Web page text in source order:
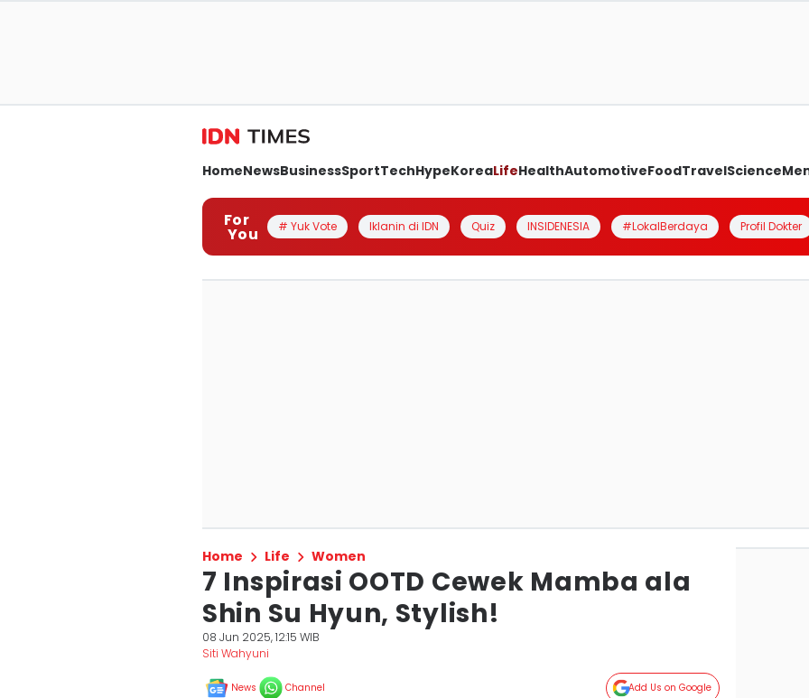
HomeNewsBusinessSportTechHypeKoreaLifeHealthAutomotiveFoodTravelScience
For
You # Yuk Vote Iklanin di IDN Quiz INSIDENESIA #LokalBerdaya Profil Dokter
Home Life Women
7 Inspirasi OOTD Cewek Mamba ala
Shin Su Hyun, Stylish!
08 Jun 2025, 12:15 WIB
Siti Wahyuni
News Channel Add Us on Google